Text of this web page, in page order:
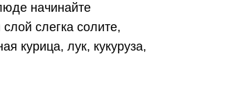
начинайте
слегка солите,
курица, лук, кукуруза,